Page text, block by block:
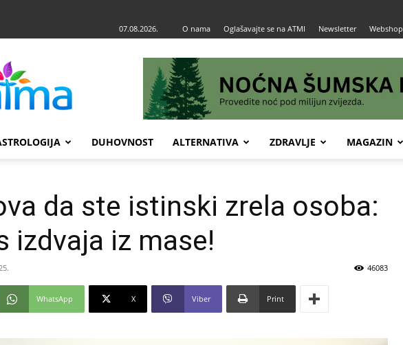
07.08.2026. O nama Oglašavajte se na ATMI Newsletter Webshop
DUHOVNOST ALTERNATIVA ZDRAVLJE MAGAZIN
da ste istinski zrela osoba:
izdvaja iz mase!
46083
WhatsApp X Viber Print